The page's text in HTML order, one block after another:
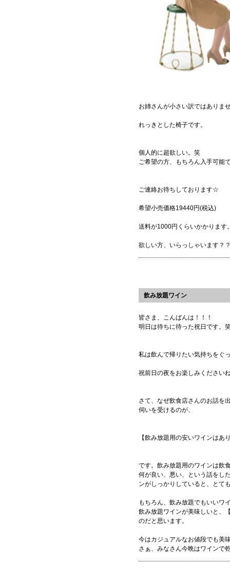
お姉さんが小さい訳ではありま
れっきとした椅子です。
個人的に超欲しい。笑
ご希望の方、もちろん入手可能
ご連絡お待ちしております☆
希望小売価格19440円(税込)
送料が1000円くらいかかります
欲しい方、いらっしゃいます？
飲み放題ワイン
皆さま、こんばんは！！！
明日は待ちに待った祝日です。
私は飲んで帰りたい気持ちをぐ
祝前日の夜をお楽しみください
さて、なぜ飲食店さんのお話を
伺いを受けるのが、
【飲み放題用の安いワインはあ
です。飲み放題用のワインは飲
何が良い、悪い、という話をし
ンがしっかりしていると、とて
もちろん、飲み放題でもいいワ
飲み放題ワインが美味しいと、
のだと思います。
今はカジュアルなお値段でも美
さぁ、みなさん今晩はワインで